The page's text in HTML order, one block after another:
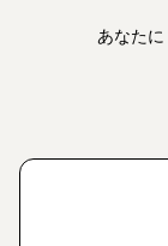
あなたに